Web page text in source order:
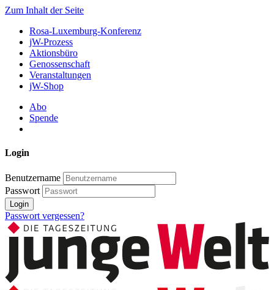
Zum Inhalt der Seite
Rosa-Luxemburg-Konferenz
jW-Prozess
Aktionsbüro
Genossenschaft
Veranstaltungen
jW-Shop
Abo
Spende
Login
Benutzername
Passwort
Login
Passwort vergessen?